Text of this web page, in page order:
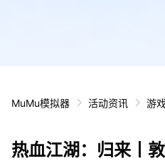
MuMu模拟器 活动资讯 游
热血江湖：归来丨